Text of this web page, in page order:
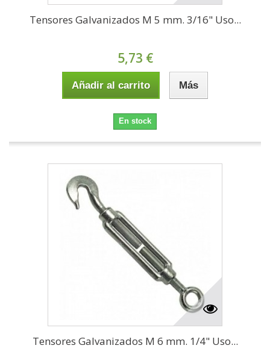
Tensores Galvanizados M 5 mm. 3/16" Uso...
5,73 €
Añadir al carrito Más
En stock
Tensores Galvanizados M 6 mm. 1/4" Uso...